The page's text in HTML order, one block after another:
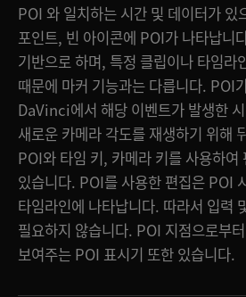
POI 와 일치하는 시간 및 데이터가 있
포인트, 빈 아이콘에 POI가 나타납니
기반으로 하며, 특정 클립이나 타임라
때문에 마커 기능과는 다릅니다. POI
DaVinci에서 해당 이벤트가 발생한
새로운 카메라 각도를 재생하기 위해
POI와 타임 키, 카메라 키를 사용하여
있습니다. POI를 사용한 편집은 POI
타임라인에 나타납니다. 따라서 입력
필요하지 않습니다. POI 지점으로부
보여주는 POI 표시기 또한 있습니다.